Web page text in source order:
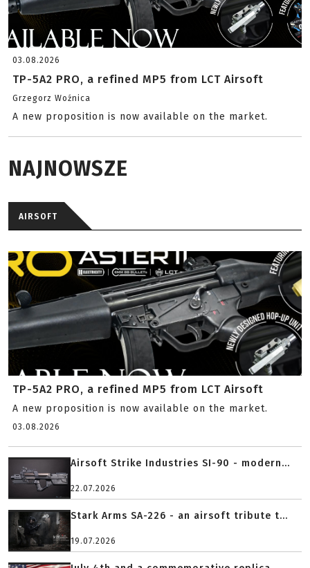
03.08.2026
TP-5A2 PRO, a refined MP5 from LCT Airsoft
Grzegorz Woźnica
A new proposition is now available on the market.
NAJNOWSZE
AIRSOFT
TP-5A2 PRO, a refined MP5 from LCT Airsoft
A new proposition is now available on the market.
03.08.2026
Airsoft Strike Industries SI-90 - modern...
22.07.2026
Stark Arms SA-226 - an airsoft tribute t...
19.07.2026